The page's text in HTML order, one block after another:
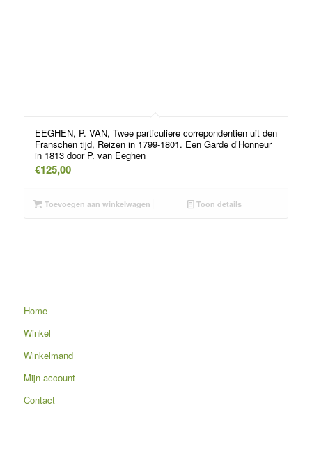
EEGHEN, P. VAN, Twee particuliere correpondentien uit den
Franschen tijd, Reizen in 1799-1801. Een Garde d’Honneur
in 1813 door P. van Eeghen
€125,00
Toevoegen aan winkelwagen Toon details
Home
Winkel
Winkelmand
Mijn account
Contact